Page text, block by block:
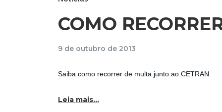
COMO
9 de outubro de 2013
Saiba como recorrer de multa junto ao CETRAN.
Leia mais…